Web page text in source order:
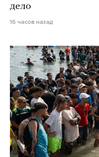
дело
16 часов назад